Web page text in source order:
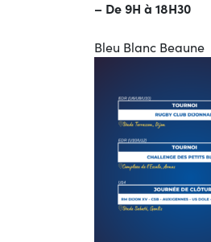
– De 9H à 18H30
Bleu Blanc Beaune